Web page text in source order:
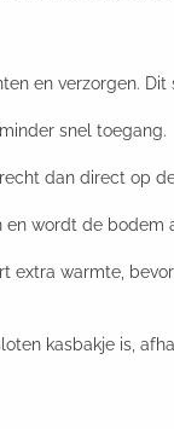
en verzorgen. Dit
snel toegang.
dan direct op
en wordt de bodem
extra warmte,
kasbakje is,